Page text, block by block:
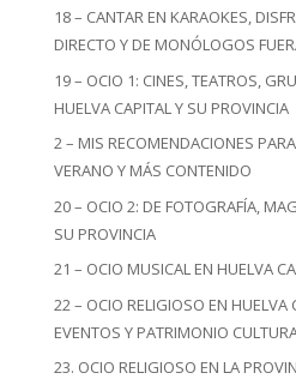
18 – CANTAR EN KARAOKES,
DIRECTO Y DE MONÓLOGOS
19 – OCIO 1: CINES, TEATROS,
HUELVA CAPITAL Y SU PROVINCIA
2 – MIS RECOMENDACIONES
VERANO Y MÁS CONTENIDO
20 – OCIO 2: DE FOTOGRAFÍA,
SU PROVINCIA
21 – OCIO MUSICAL EN HUELVA
22 – OCIO RELIGIOSO EN HUELVA
EVENTOS Y PATRIMONIO
23. OCIO RELIGIOSO EN LA